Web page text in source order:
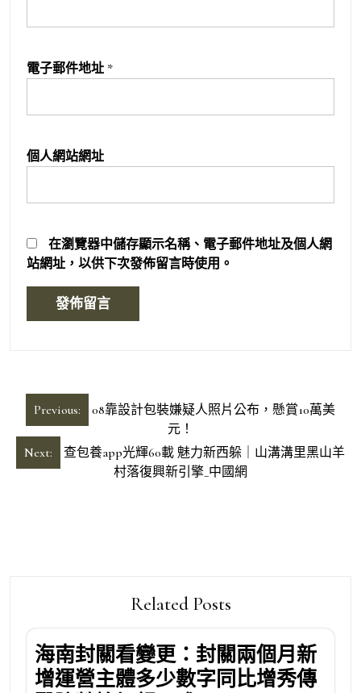
電子郵件地址 *
個人網站網址
在瀏覽器中儲存顯示名稱、電子郵件地址及個人網
站網址，以供下次發佈留言時使用。
章
導
Previous:
08靠設計包裝嫌疑人照片公布，懸賞10萬美
元！
Next:
查包養app光輝60載 魅力新西躲｜山溝溝里黑山羊
村落復興新引擎_中國網
Related Posts
海南封關看變更：封關兩個月新
增運營主體多少數字同比增秀傳